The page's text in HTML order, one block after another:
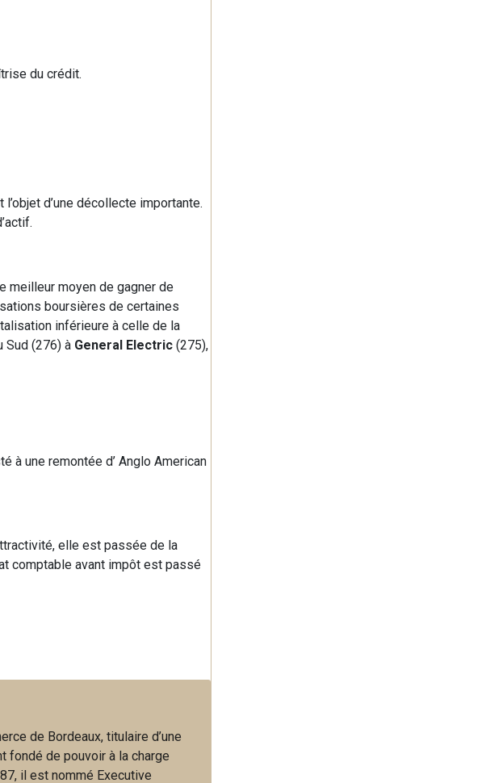
du crédit.
d’une décollecte importante.
meilleur moyen de gagner de
boursières de certaines
inférieure à celle de la
Sud (276) à General Electric (275),
à une remontée d’ Anglo American
elle est passée de la
comptable avant impôt est passé
de Bordeaux, titulaire d’une
fondé de pouvoir à la charge
il est nommé Executive